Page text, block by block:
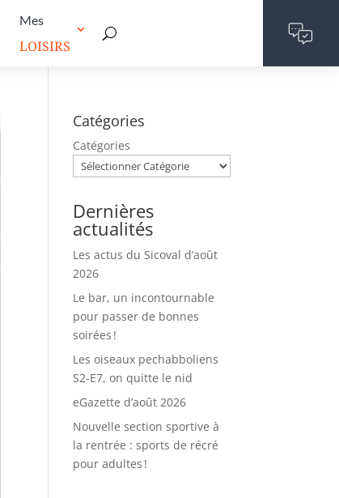
Mes
LOISIRS
Catégories
Catégories
Dernières
actualités
Les actus du Sicoval d’août
2026
Le bar, un incontournable
pour passer de bonnes
soirées !
Les oiseaux pechabboliens
S2-E7, on quitte le nid
eGazette d’août 2026
Nouvelle section sportive à
la rentrée : sports de récré
pour adultes !